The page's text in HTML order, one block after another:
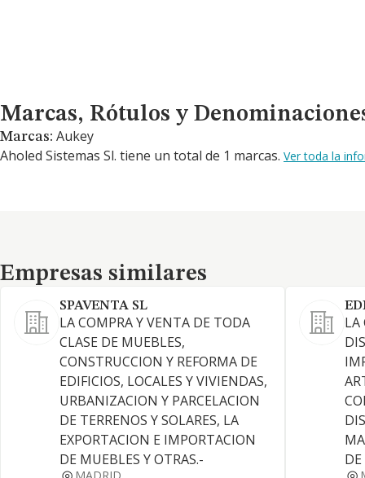
Marcas, Rótulos y Denominaciones Comerciales
Marcas, Rótulos y
Marcas: Aukey
Aholed Sistemas Sl. tiene un total de 1 marcas. Ver toda la
Empresas similares
Empresas similares
SPAVENTA SL
LA COMPRA Y VENTA DE TODA
CLASE DE MUEBLES,
CONSTRUCCION Y REFORMA DE
EDIFICIOS, LOCALES Y VIVIENDAS,
URBANIZACION Y PARCELACION
DE TERRENOS Y SOLARES, LA
EXPORTACION E IMPORTACION
DE MUEBLES Y OTRAS.-
LA